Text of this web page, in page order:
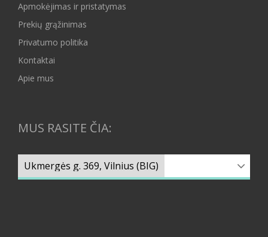
Apmokėjimas ir pristatymas
Prekių grąžinimas
Privatumo politika
Kontaktai
Apie mus
MUS RASITE ČIA: